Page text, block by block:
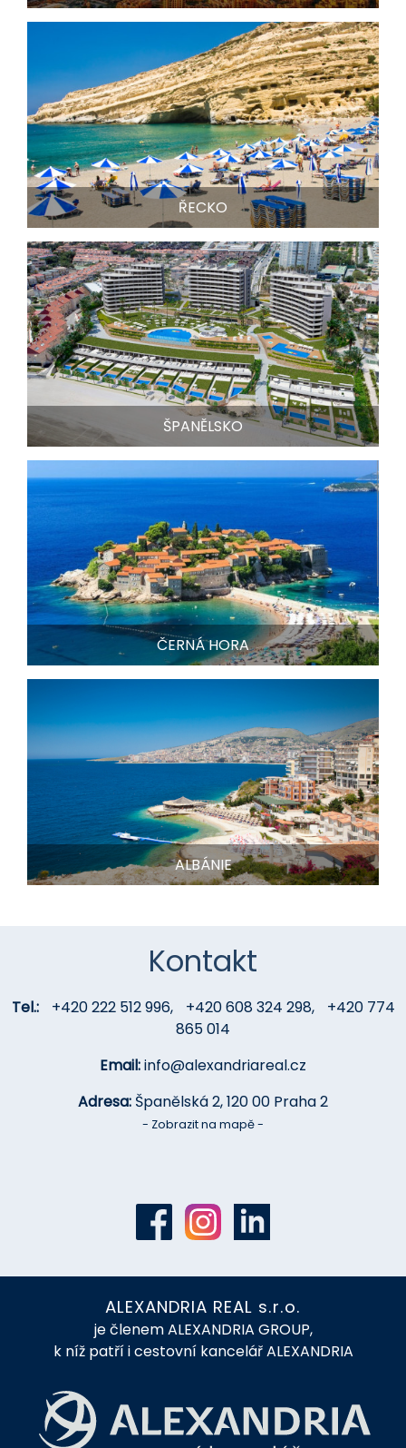
ŘECKO
ŠPANĚLSKO
ČERNÁ HORA
ALBÁNIE
Kontakt
Tel.: +420 222 512 996, +420 608 324 298,
+420 774
865 014
Email:info@alexandriareal.cz
Adresa: Španělská 2, 120 00 Praha 2
- Zobrazit na mapě -
ALEXANDRIA REAL s.r.o.
je členem ALEXANDRIA GROUP,
k níž patří i cestovní kancelář ALEXANDRIA